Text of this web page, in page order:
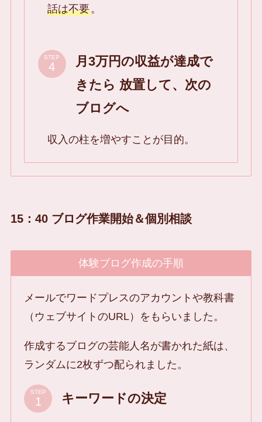
話は不要。
STEP
月3万円の収益が達成で
きたら 放置して、次の
ブログへ
収入の柱を増やすことが目的。
15：40 ブログ作業開始＆個別相談
体験ブログ作成の手順
メールでワードプレスのアカウントや教科書
（ウェブサイトのURL）をもらいました。
作成するブログの芸能人名が書かれた紙は、
ランダムに2枚ずつ配られました。
STEP キーワードの決定